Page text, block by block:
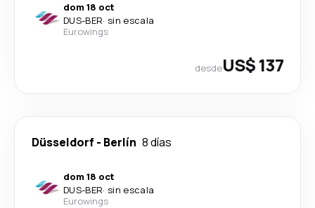
dom 18 oct
DUS-BER· sin escala
Eurowings
desdeUS$ 137
Düsseldorf - Berlín 8 días
dom 18 oct
DUS-BER· sin escala
Eurowings